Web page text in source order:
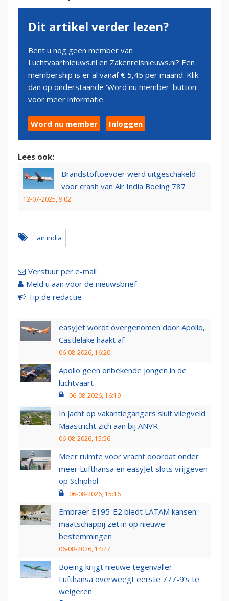
Dit artikel verder lezen?
Bent u nog geen member van
Luchtvaartnieuws.nl en Zakenreisnieuws.nl? Een
membership is er al vanaf € 5,45 per maand. Klik
dan op onderstaande 'Word nu member' button
voor meer informatie.
Word nu member Inloggen
Lees ook:
Brandstoftoevoer werd uitgeschakeld
voor crash van Air India Boeing 787
12-07-2025, 9:02
air india
Verstuur per e-mail
Meld u aan voor de nieuwsbrief
Tip de redactie
easyJet wordt overgenomen door Apollo,
Castlelake haakt af
06-08-2026, 16:20
Apollo geen onbekende jongen in de
luchtvaart
06-08-2026, 16:19
In jacht op vakantiegangers sluit vliegveld
Maastricht zich aan bij ANVR
06-08-2026, 15:56
Meer ruimte voor vracht doordat onder
meer Lufthansa en easyJet slots vrijgeven
op Schiphol
06-08-2026, 15:16
Embraer E195-E2 biedt LATAM kansen:
maatschappij zet in op nieuwe
bestemmingen
06-08-2026, 14:27
Boeing krijgt nieuwe tegenvaller:
Lufthansa overweegt eerste 777-9’s te
weigeren